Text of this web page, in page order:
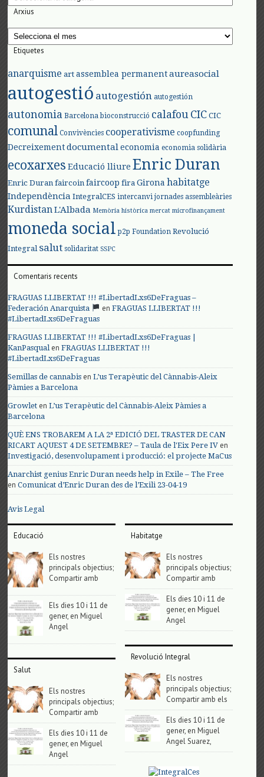
Arxius
Arxius
Etiquetes
anarquisme art assemblea permanent aureasocial
autogestió autogestión autogestión
autonomia Barcelona bioconstrucció calafou CIC CIC
comunal Convivències cooperativisme coopfunding
Decreixement documental economia economia solidària
ecoxarxes Educació lliure Enric Duran
Enric Duran faircoin faircoop fira Girona habitatge
Independència IntegralCES intercanvi jornades assembleàries
Kurdistan L'Albada Memòria històrica mercat microfinançament
moneda social p2p Foundation Revolució
Integral salut solidaritat SSPC
Comentaris recents
FRAGUAS LLIBERTAT !!! #LibertadLxs6DeFraguas –
Federación Anarquista
enFRAGUAS LLIBERTAT !!!
#LibertadLxs6DeFraguas
FRAGUAS LLIBERTAT !!! #LibertadLxs6DeFraguas |
KanPasqualenFRAGUAS LLIBERTAT !!!
#LibertadLxs6DeFraguas
Semillas de cannabis enL’us Terapèutic del Cànnabis-Aleix
Pàmies a Barcelona
Growlet enL’us Terapèutic del Cànnabis-Aleix Pàmies a
Barcelona
QUÈ ENS TROBAREM A LA 2ª EDICIÓ DEL TRASTER DE CAN
RICART AQUEST 4 DE SETEMBRE? – Taula de l'Eix Pere IV en
Investigació, desenvolupament i producció: el projecte MaCus
Anarchist genius Enric Duran needs help in Exile – The Free
enComunicat d’Enric Duran des de l’Exili 23-04-19
Avis Legal
Educació
Els nostres
principals objectius;
Compartir amb
Els dies 10 i 11 de
gener, en Miguel
Angel
Salut
Els nostres
principals objectius;
Compartir amb
Els dies 10 i 11 de
gener, en Miguel
Angel
Habitatge
Els nostres
principals objectius;
Compartir amb
Els dies 10 i 11 de
gener, en Miguel
Angel
Revolució Integral
Els nostres
principals objectius;
Compartir amb els
Els dies 10 i 11 de
gener, en Miguel
Angel Suarez,